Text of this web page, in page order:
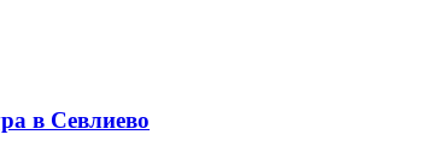
в Севлиево